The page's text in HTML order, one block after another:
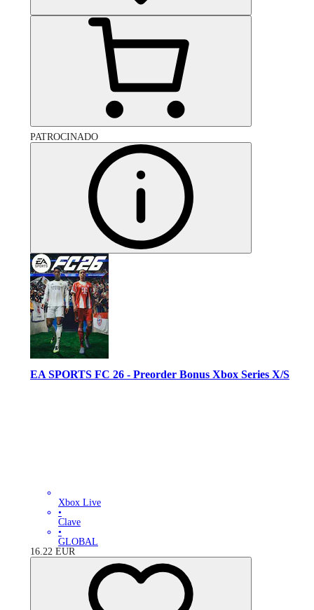
PATROCINADO
EA SPORTS FC 26 - Preorder Bonus Xbox Series X/S
Xbox Live
•
Clave
•
GLOBAL
16.22 EUR